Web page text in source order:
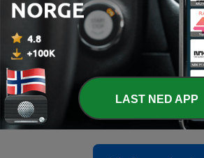
4 - Den første tiden med baby
3 - Hun føder! Hva gjør jeg?
16 mai 2025
2 - Positiv test - hva nå?
09 mai 2025
LAST NED APP